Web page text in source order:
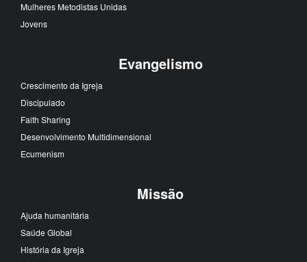
Mulheres Metodistas Unidas
Jovens
Evangelismo
Crescimento da Igreja
Discipulado
Faith Sharing
Desenvolvimento Multidimensional
Ecumenism
Missão
Ajuda humanitária
Saúde Global
História da Igreja